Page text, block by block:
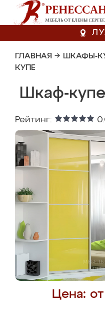
ГЛАВНАЯ → ШКАФЫ-
КУПЕ
Шкаф-
Рейтинг:
Цена: